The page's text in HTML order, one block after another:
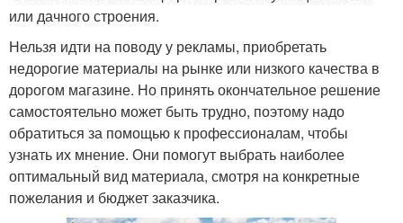
или дачного строения.
Нельзя идти на поводу у рекламы, приобретать
недорогие материалы на рынке или низкого качества в
дорогом магазине. Но принять окончательное решение
самостоятельно может быть трудно, поэтому надо
обратиться за помощью к профессионалам, чтобы
узнать их мнение. Они помогут выбрать наиболее
оптимальный вид материала, смотря на конкретные
пожелания и бюджет заказчика.